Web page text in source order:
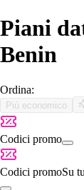
Piani
Benin
Ordina:
Più economico
Codici promo
Codici promoSu